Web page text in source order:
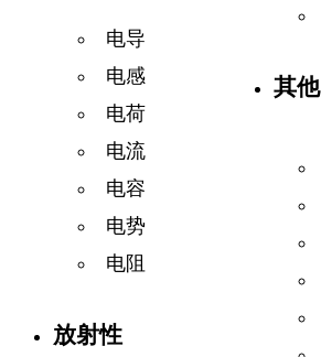
电导
电感
电荷
电流
电容
电势
电阻
放射性
其他